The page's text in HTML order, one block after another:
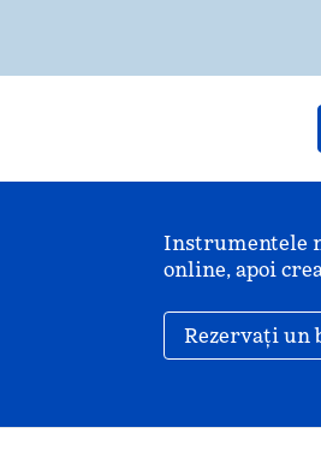
Instrumentele
online, apoi
Rezervați un